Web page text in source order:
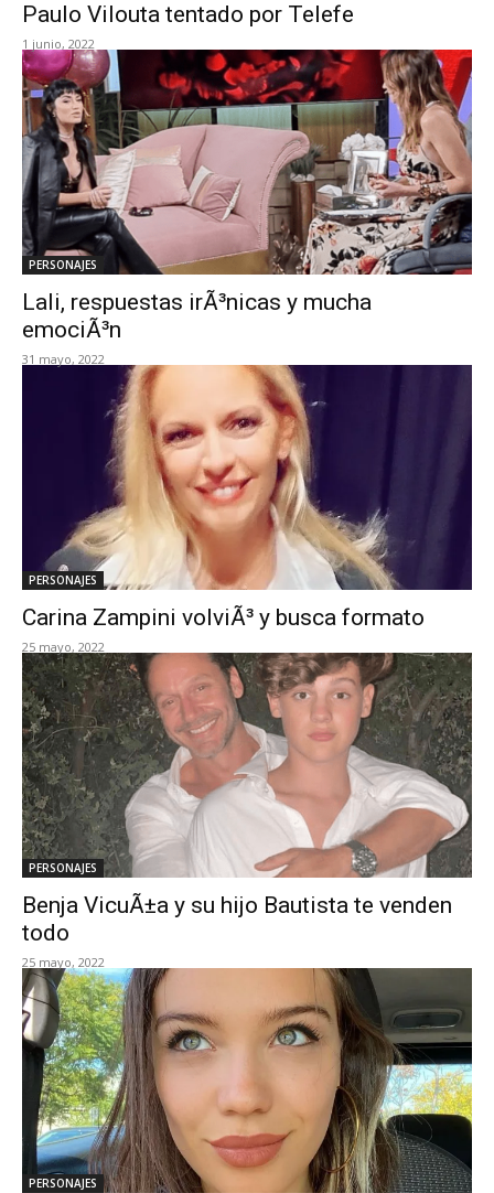
Paulo Vilouta tentado por Telefe
1 junio, 2022
PERSONAJES
Lali, respuestas irÃ³nicas y mucha
emociÃ³n
31 mayo, 2022
PERSONAJES
Carina Zampini volviÃ³ y busca formato
25 mayo, 2022
PERSONAJES
Benja VicuÃ±a y su hijo Bautista te venden
todo
25 mayo, 2022
PERSONAJES